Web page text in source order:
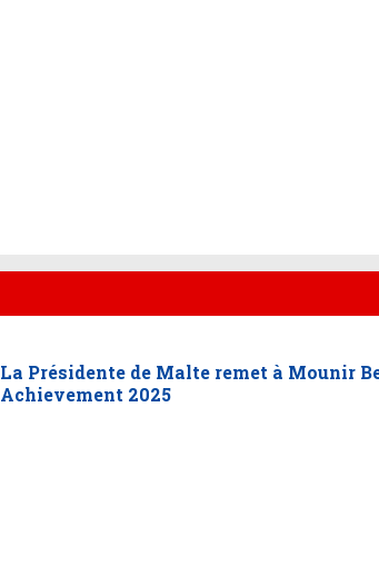
La Présidente de Malte remet à Mounir
Achievement 2025